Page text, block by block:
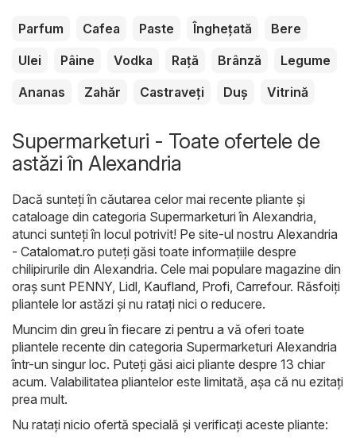
Parfum Cafea Paste Înghețată
Bere
Ulei
Pâine Vodka Rață Brânză
Legume
Ananas
Zahăr Castraveți Duș Vitrină
Supermarketuri - Toate ofertele de
astăzi în Alexandria
Dacă sunteți în căutarea celor mai recente pliante și
cataloage din categoria Supermarketuri în Alexandria,
atunci sunteți în locul potrivit! Pe site-ul nostru Alexandria
- Catalomat.ro puteți găsi toate informațiile despre
chilipirurile din Alexandria. Cele mai populare magazine din
oraș sunt PENNY, Lidl Kaufland Profi Carrefour. Răsfoiți
pliantele lor astăzi și nu ratați nici o reducere.
Muncim din greu în fiecare zi pentru a vă oferi toate
pliantele recente din categoria Supermarketuri Alexandria
într-un singur loc. Puteți găsi aici pliante despre 13 chiar
acum. Valabilitatea pliantelor este limitată, așa că nu ezitați
prea mult.
Nu ratați nicio ofertă specială și verificați aceste pliante: